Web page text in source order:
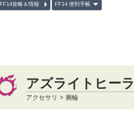
FF14攻略＆情報 FF14 便利手帳
アズライトヒー
アクセサリ > 腕輪